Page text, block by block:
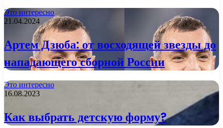
Это интересно
21.04.2024
Артем Дзюба: от восходящей звезды до
нападающего сборной России
Это интересно
16.08.2023
Как выбрать детскую форму?